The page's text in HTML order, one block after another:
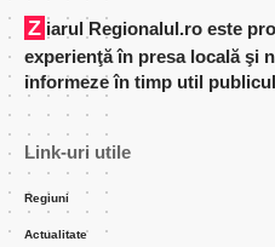
Ziarul Regionalul.ro este produsul unei echipe cu
experienţă în presa locală şi
informeze în timp util
Link-uri utile
Regiuni
Actualitate